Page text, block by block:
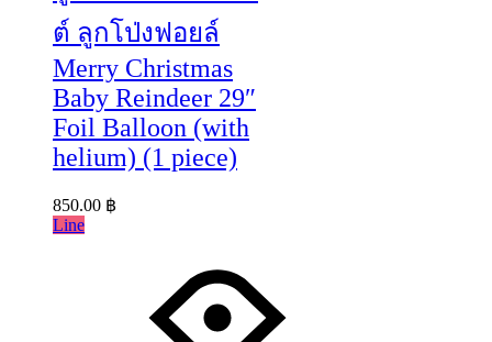
ต์ ลูกโป่งฟอยล์
Merry Christmas
Baby Reindeer 29″
Foil Balloon (with
helium) (1 piece)
850.00 ฿
Line